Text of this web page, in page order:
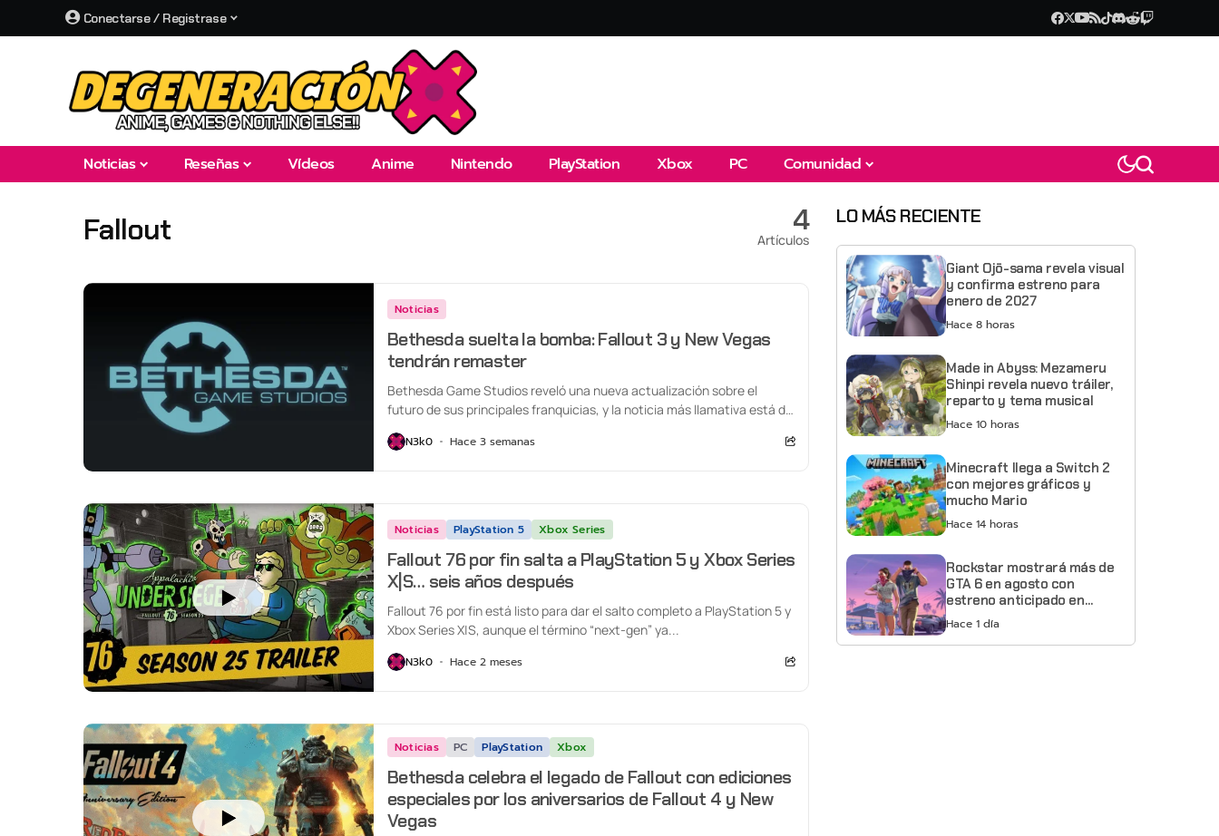
Conectarse / Registrase
Noticias Reseñas Vídeos Anime Nintendo PlayStation Xbox PC Comunidad
Fallout 4
Artículos
Noticias
Bethesda suelta la bomba: Fallout 3 y New Vegas
tendrán remaster
Bethesda Game Studios reveló una nueva actualización sobre el
futuro de sus principales franquicias, y la noticia más llamativa está del
lado de...
N3k0 Hace 3 semanas
Noticias PlayStation 5 Xbox Series
Fallout 76 por fin salta a PlayStation 5 y Xbox Series
X|S… seis años después
Fallout 76 por fin está listo para dar el salto completo a PlayStation 5 y
Xbox Series X|S, aunque el término “next-gen” ya...
N3k0 Hace 2 meses
Noticias PC PlayStation Xbox
Bethesda celebra el legado de Fallout con ediciones
especiales por los aniversarios de Fallout 4 y New
Vegas
LO MÁS RECIENTE
Giant Ojō-sama revela visual
y confirma estreno para
enero de 2027
Hace 8 horas
Made in Abyss: Mezameru
Shinpi revela nuevo tráiler,
reparto y tema musical
Hace 10 horas
Minecraft llega a Switch 2
con mejores gráficos y
mucho Mario
Hace 14 horas
Rockstar mostrará más de
GTA 6 en agosto con
estreno anticipado en
Netflix
Hace 1 día